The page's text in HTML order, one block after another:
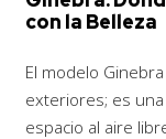
con la Belleza
El modelo
exteriores; es
espacio al aire